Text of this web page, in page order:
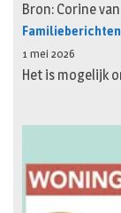
Bron: Corine
1 mei 2026
Het is mogelijk